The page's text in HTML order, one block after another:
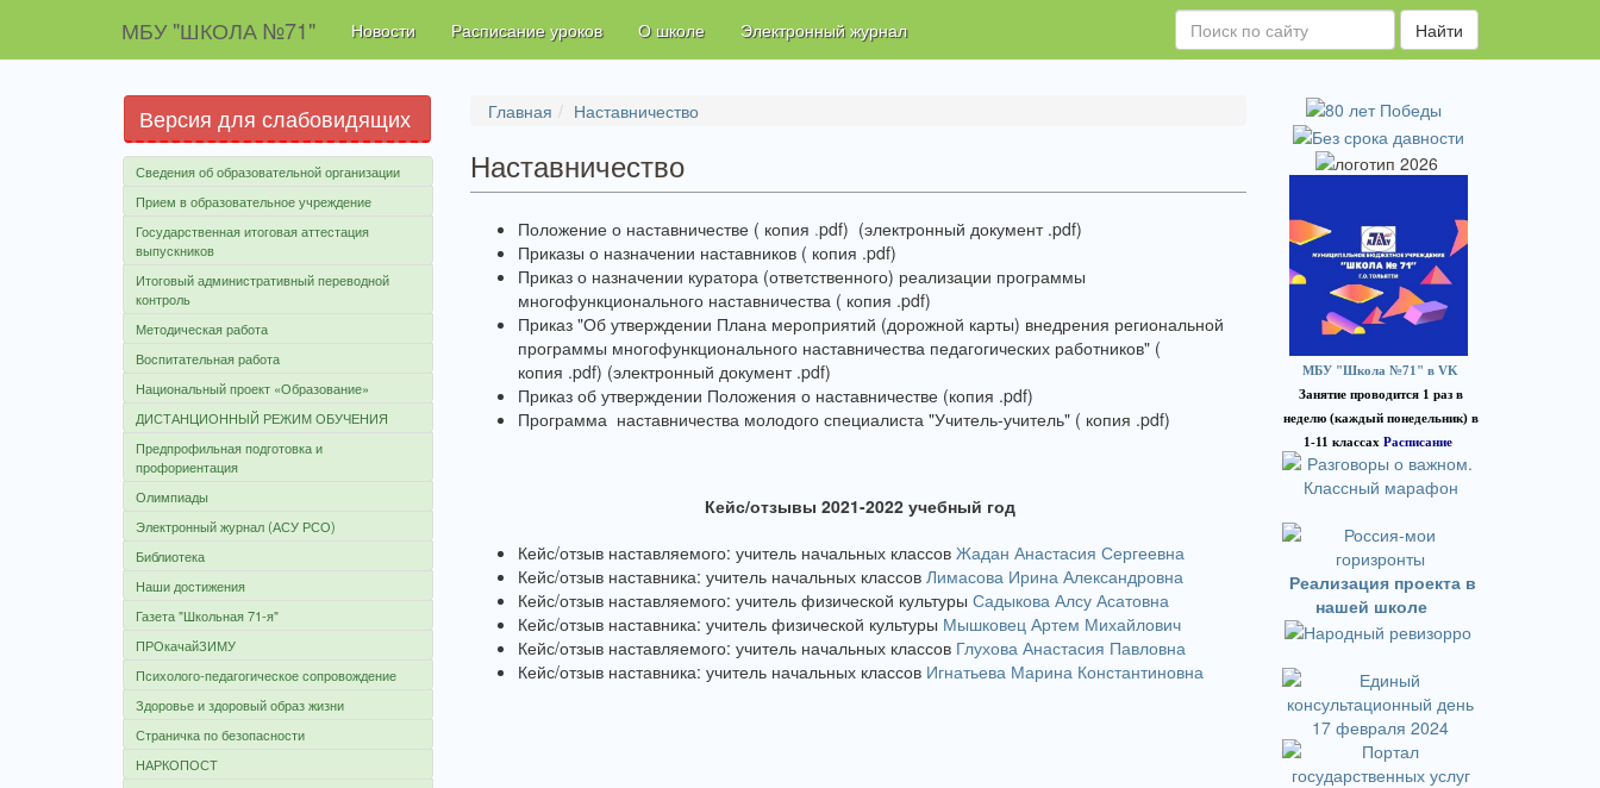
МБУ "ШКОЛА №71" Новости Расписание уроков О школе Электронный журнал Найти
Версия для слабовидящих
Сведения об образовательной организации
Прием в образовательное учреждение
Государственная итоговая аттестация
выпускников
Итоговый административный переводной
контроль
Методическая работа
Воспитательная работа
Национальный проект «Образование»
ДИСТАНЦИОННЫЙ РЕЖИМ ОБУЧЕНИЯ
Предпрофильная подготовка и
профориентация
Олимпиады
Электронный журнал (АСУ РСО)
Библиотека
Наши достижения
Газета "Школьная 71-я"
ПРОкачайЗИМУ
Психолого-педагогическое сопровождение
Здоровье и здоровый образ жизни
Страничка по безопасности
НАРКОПОСТ
Главная Наставничество
Наставничество
Положение о наставничестве ( копия .pdf) (электронный документ .pdf)
Приказы о назначении наставников ( копия .pdf)
Приказ о назначении куратора (ответственного) реализации программы
многофункционального наставничества ( копия .pdf)
Приказ "Об утверждении Плана мероприятий (дорожной карты) внедрения региональной
программы многофункционального наставничества педагогических работников" (
копия .pdf) (электронный документ .pdf)
Приказ об утверждении Положения о наставничестве (копия .pdf)
Программа наставничества молодого специалиста "Учитель-учитель" ( копия .pdf)
Кейс/отзывы 2021-2022 учебный год
Кейс/отзыв наставляемого: учитель начальных классов Жадан Анастасия Сергеевна
Кейс/отзыв наставника: учитель начальных классов Лимасова Ирина Александровна
Кейс/отзыв наставляемого: учитель физической культуры Садыкова Алсу Асатовна
Кейс/отзыв наставника: учитель физической культуры Мышковец Артем Михайлович
Кейс/отзыв наставляемого: учитель начальных классов Глухова Анастасия Павловна
Кейс/отзыв наставника: учитель начальных классов Игнатьева Марина Константиновна
МБУ "Школа №71" в VK
Занятие проводится 1 раз в
неделю (каждый понедельник) в
1-11 классах Расписание
Реализация проекта в
нашей школе